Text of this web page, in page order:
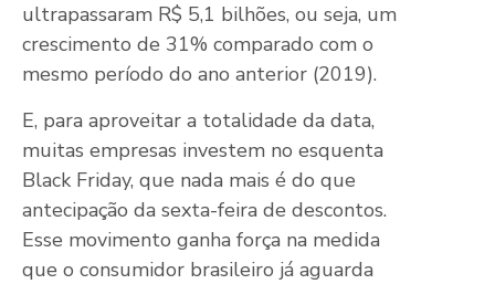
ultrapassaram R$ 5,1 bilhões, ou seja, um
crescimento de 31% comparado com o
mesmo período do ano anterior (2019).
E, para aproveitar a totalidade da data,
muitas empresas investem no esquenta
Black Friday, que nada mais é do que
antecipação da sexta-feira de descontos.
Esse movimento ganha força na medida
que o consumidor brasileiro já aguarda